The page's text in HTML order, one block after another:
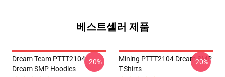
베스트셀러 제품
Dream Team PTTT2104
Dream SMP Hoodies
-20%
Mining PTTT2104 Dream SMP
T-Shirts
-20%